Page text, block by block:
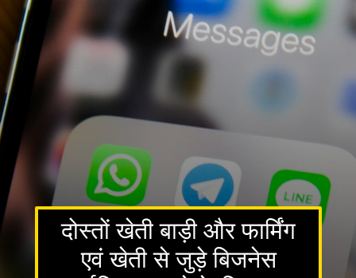
दोस्तों खेती बाड़ी और फार्मिंग
एवं खेती से जुड़े बिजनेस